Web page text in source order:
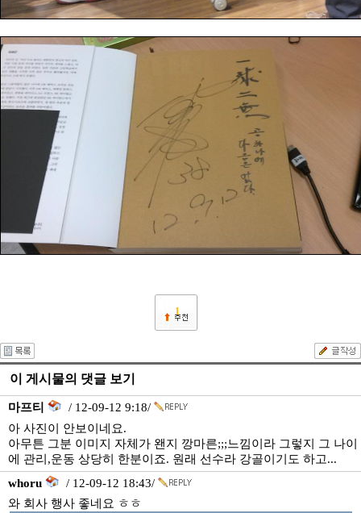
1
이 게시물의 댓글 보기
마프티
/ 12-09-12 9:18/
아 사진이 안보이네요.
아무튼 그분 이미지 자체가 왠지 깡마른;;;느낌이라 그렇지 그 나이
에 관리,운동 상당히 한분이죠. 원래 선수라 강골이기도 하고...
whoru
/ 12-09-12 18:43/
와 회사 행사 좋네요 ㅎㅎ